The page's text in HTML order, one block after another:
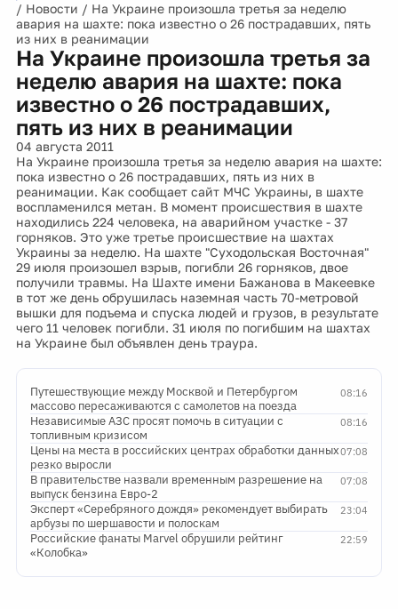
/ Новости / На Украине произошла третья за неделю
авария на шахте: пока известно о 26 пострадавших, пять
из них в реанимации
На Украине произошла третья за
неделю авария на шахте: пока
известно о 26 пострадавших,
пять из них в реанимации
04 августа 2011
На Украине произошла третья за неделю авария на шахте:
пока известно о 26 пострадавших, пять из них в
реанимации. Как сообщает сайт МЧС Украины, в шахте
воспламенился метан. В момент происшествия в шахте
находились 224 человека, на аварийном участке - 37
горняков. Это уже третье происшествие на шахтах
Украины за неделю. На шахте "Суходольская Восточная"
29 июля произошел взрыв, погибли 26 горняков, двое
получили травмы. На Шахте имени Бажанова в Макеевке
в тот же день обрушилась наземная часть 70-метровой
вышки для подъема и спуска людей и грузов, в результате
чего 11 человек погибли. 31 июля по погибшим на шахтах
на Украине был объявлен день траура.
08:16
Путешествующие между Москвой и Петербургом
массово пересаживаются с самолетов на поезда
08:16
Независимые АЗС просят помочь в ситуации с
топливным кризисом
07:08
Цены на места в российских центрах обработки данных
резко выросли
07:08
В правительстве назвали временным разрешение на
выпуск бензина Евро-2
23:04
Эксперт «Серебряного дождя» рекомендует выбирать
арбузы по шершавости и полоскам
22:59
Российские фанаты Marvel обрушили рейтинг
«Колобка»